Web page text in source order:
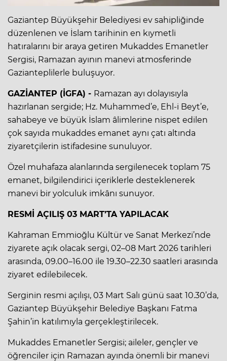
Gaziantep Büyükşehir Belediyesi ev sahipliğinde
düzenlenen ve İslam tarihinin en kıymetli
hatıralarını bir araya getiren Mukaddes Emanetler
Sergisi, Ramazan ayının manevi atmosferinde
Gazianteplilerle buluşuyor.
GAZİANTEP (İGFA) - Ramazan ayı dolayısıyla
hazırlanan sergide; Hz. Muhammed’e, Ehl-i Beyt’e,
sahabeye ve büyük İslam âlimlerine nispet edilen
çok sayıda mukaddes emanet aynı çatı altında
ziyaretçilerin istifadesine sunuluyor.
Özel muhafaza alanlarında sergilenecek toplam 75
emanet, bilgilendirici içeriklerle desteklenerek
manevi bir yolculuk imkânı sunuyor.
RESMİ AÇILIŞ 03 MART’TA YAPILACAK
Kahraman Emmioğlu Kültür ve Sanat Merkezi’nde
ziyarete açık olacak sergi, 02–08 Mart 2026 tarihleri
arasında, 09.00–16.00 ile 19.30–22.30 saatleri arasında
ziyaret edilebilecek.
Serginin resmi açılışı, 03 Mart Salı günü saat 10.30’da,
Gaziantep Büyükşehir Belediye Başkanı Fatma
Şahin’in katılımıyla gerçekleştirilecek.
Mukaddes Emanetler Sergisi; aileler, gençler ve
öğrenciler için Ramazan ayında önemli bir manevi